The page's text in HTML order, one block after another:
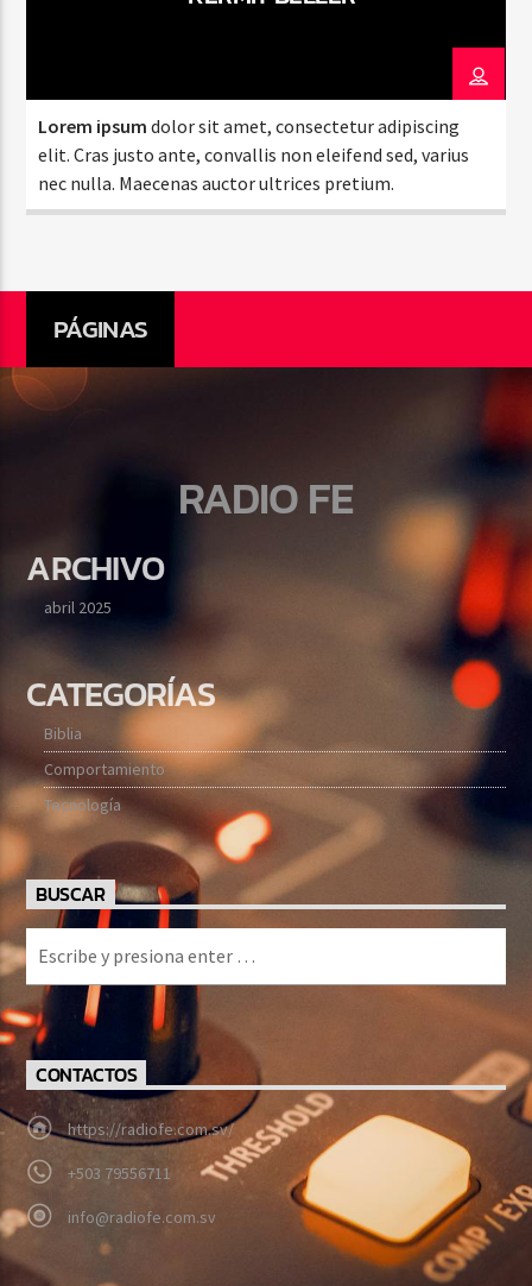
Lorem ipsum dolor sit amet, consectetur adipiscing
elit. Cras justo ante, convallis non eleifend sed, varius
nec nulla. Maecenas auctor ultrices pretium.
PÁGINAS
RADIO FE
ARCHIVO
abril 2025
CATEGORÍAS
Biblia
Comportamiento
Tecnología
BUSCAR
CONTACTOS
https://radiofe.com.sv/
+503 79556711
info@radiofe.com.sv